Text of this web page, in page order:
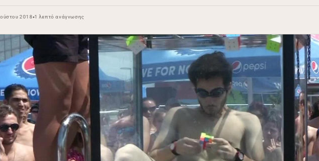
2018 1 λεπτό ανάγνωσης